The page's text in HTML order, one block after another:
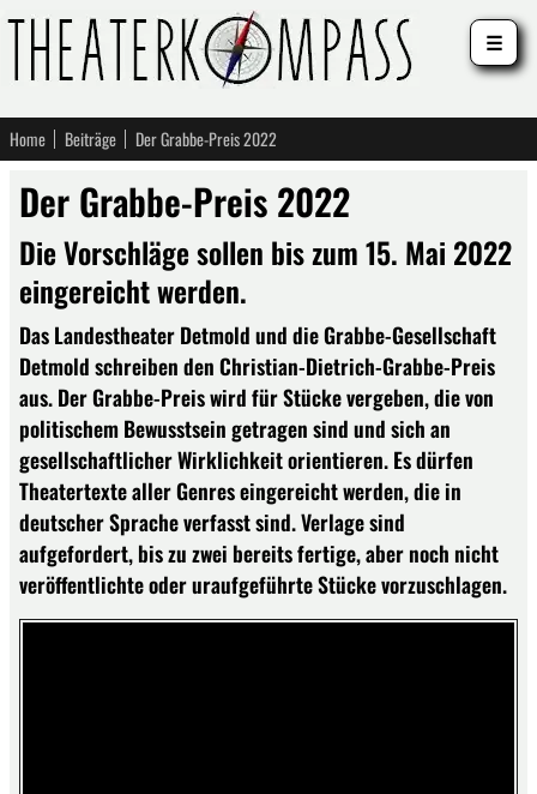
Home Beiträge Der Grabbe-Preis 2022
Der Grabbe-Preis 2022
Die Vorschläge sollen bis zum 15. Mai 2022
eingereicht werden.
Das Landestheater Detmold und die Grabbe-Gesellschaft
Detmold schreiben den Christian-Dietrich-Grabbe-Preis
aus. Der Grabbe-Preis wird für Stücke vergeben, die von
politischem Bewusstsein getragen sind und sich an
gesellschaftlicher Wirklichkeit orientieren. Es dürfen
Theatertexte aller Genres eingereicht werden, die in
deutscher Sprache verfasst sind. Verlage sind
aufgefordert, bis zu zwei bereits fertige, aber noch nicht
veröffentlichte oder uraufgeführte Stücke vorzuschlagen.
☰